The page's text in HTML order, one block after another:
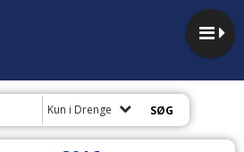
Kun i Drenge